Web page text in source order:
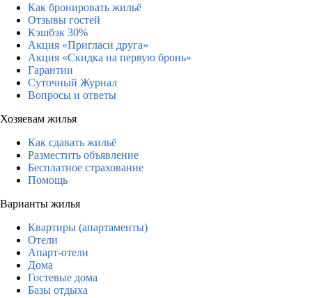
Как бронировать жильё
Отзывы гостей
Кэшбэк 30%
Акция «Пригласи друга»
Акция «Скидка на первую бронь»
Гарантии
Суточный Журнал
Вопросы и ответы
Хозяевам жилья
Как сдавать жильё
Разместить объявление
Бесплатное страхование
Помощь
Варианты жилья
Квартиры (апартаменты)
Отели
Апарт-отели
Дома
Гостевые дома
Базы отдыха